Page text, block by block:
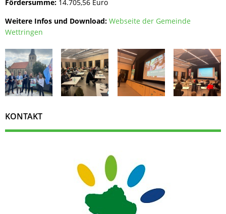
Fördersumme: 14.705,56 Euro
Weitere Infos und Download: Webseite der Gemeinde
Wettringen
KONTAKT